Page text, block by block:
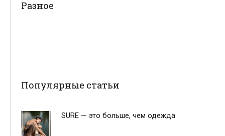
Разное
Популярные статьи
SURE — это больше, чем одежда